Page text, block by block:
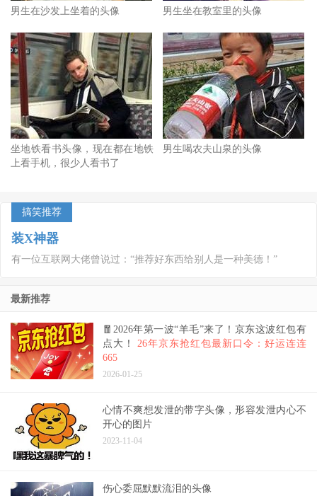
男生在沙发上坐着的头像 男生坐在教室里的头像
坐地铁看书头像，现在都在地铁
上看手机，很少人看书了
男生喝农夫山泉的头像
搞笑推荐
装X神器
有一位互联网大佬曾说过：“推荐好东西给别人是一种美德！”
最新推荐
🧧2026年第一波“羊毛”来了！京东这波红包有
点大！ 26年京东抢红包最新口令：好运连连
665
2026-01-25
心情不爽想发泄的带字头像，形容发泄内心不
开心的图片
2023-11-04
伤心委屈默默流泪的头像